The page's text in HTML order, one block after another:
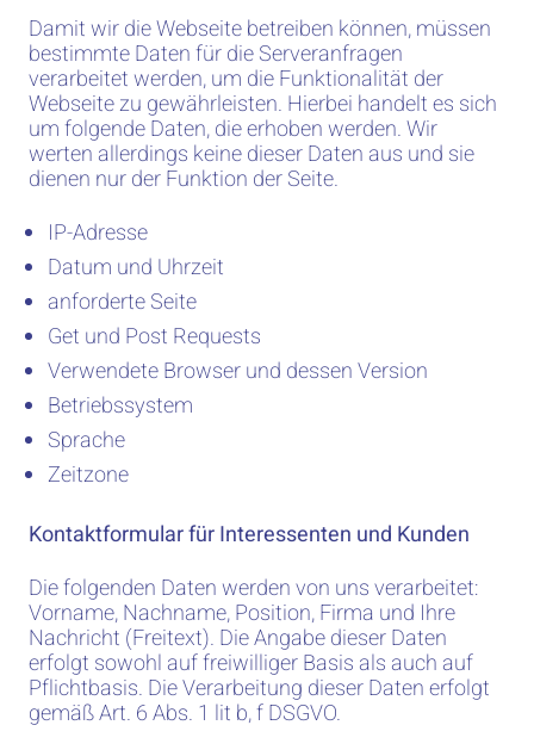
Damit wir die Webseite betreiben können, müssen
bestimmte Daten für die Serveranfragen
verarbeitet werden, um die Funktionalität der
Webseite zu gewährleisten. Hierbei handelt es sich
um folgende Daten, die erhoben werden. Wir
werten allerdings keine dieser Daten aus und sie
dienen nur der Funktion der Seite.
IP-Adresse
Datum und Uhrzeit
anforderte Seite
Get und Post Requests
Verwendete Browser und dessen Version
Betriebssystem
Sprache
Zeitzone
Kontaktformular für Interessenten und Kunden
Die folgenden Daten werden von uns verarbeitet:
Vorname, Nachname, Position, Firma und Ihre
Nachricht (Freitext). Die Angabe dieser Daten
erfolgt sowohl auf freiwilliger Basis als auch auf
Pflichtbasis. Die Verarbeitung dieser Daten erfolgt
gemäß Art. 6 Abs. 1 lit b, f DSGVO.